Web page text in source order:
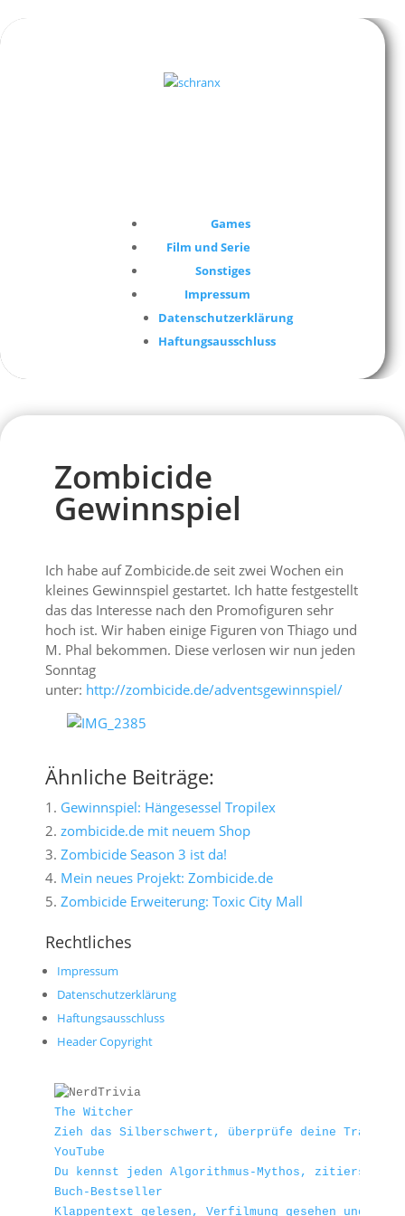
Games
Film und Serie
Sonstiges
Impressum
Datenschutzerklärung
Haftungsausschluss
Zombicide
Gewinnspiel
Ich habe auf Zombicide.de seit zwei Wochen ein
kleines Gewinnspiel gestartet. Ich hatte festgestellt
das das Interesse nach den Promofiguren sehr
hoch ist. Wir haben einige Figuren von Thiago und
M. Phal bekommen. Diese verlosen wir nun jeden
Sonntag
unter: http://zombicide.de/adventsgewinnspiel/
Ähnliche Beiträge:
Gewinnspiel: Hängesessel Tropilex
zombicide.de mit neuem Shop
Zombicide Season 3 ist da!
Mein neues Projekt: Zombicide.de
Zombicide Erweiterung: Toxic City Mall
Rechtliches
Impressum
Datenschutzerklärung
Haftungsausschluss
Header Copyright
The Witcher
Zieh das Silberschwert, überprüfe deine
YouTube
Du kennst jeden Algorithmus-Mythos, zitierst
Buch-Bestseller
Klappentext gelesen, Verfilmung gesehen und